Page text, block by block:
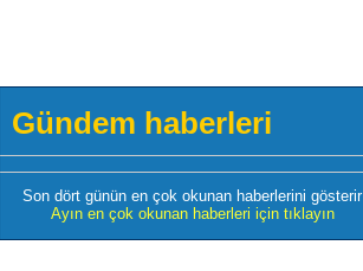
Gündem haberleri
Son dört günün en çok okunan haberlerini gösterir
Ayın en çok okunan haberleri için tıklayın